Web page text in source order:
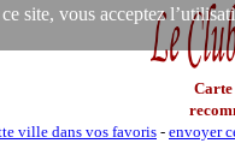
site, vous acceptez
Carte
ville dans vos favoris- envoyer